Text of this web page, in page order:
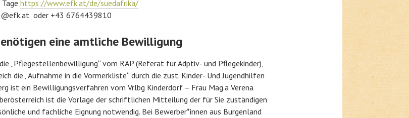
https://www.efk.at/de/suedafrika/
oder +43 6764439810
eine amtliche Bewilligung
„Pflegestellenbewilligung“ vom RAP (Referat für Adptiv- und Pflegekinder),
die „Aufnahme in die Vormerkliste“ durch die zust. Kinder- Und Jugendhilfen
ist ein Bewilligungsverfahren vom Vrlbg Kinderdorf – Frau Mag.a Verena
ist die Vorlage der schriftlichen Mitteilung der für Sie zuständigen
und fachliche Eignung notwendig. Bei Bewerber*innen aus Burgenland